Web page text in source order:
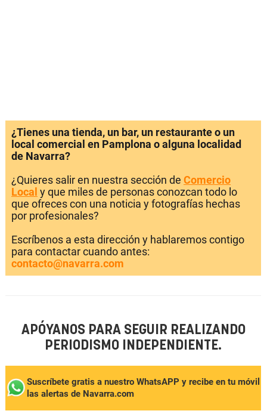
¿Tienes una tienda, un bar, un restaurante o un
local comercial en Pamplona o alguna localidad
de Navarra?
¿Quieres salir en nuestra sección de Comercio
Local y que miles de personas conozcan todo lo
que ofreces con una noticia y fotografías hechas
por profesionales?
Escríbenos a esta dirección y hablaremos contigo
para contactar cuando antes:
contacto@navarra.com
APÓYANOS PARA SEGUIR REALIZANDO
PERIODISMO INDEPENDIENTE.
Suscríbete gratis a nuestro WhatsAPP y recibe en tu móvil
las alertas de Navarra.com